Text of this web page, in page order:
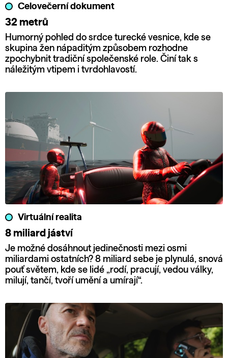
Celovečerní dokument
32 metrů
Humorný pohled do srdce turecké vesnice, kde se
skupina žen nápaditým způsobem rozhodne
zpochybnit tradiční společenské role. Činí tak s
náležitým vtipem i tvrdohlavostí.
Virtuální realita
8 miliard jáství
Je možné dosáhnout jedinečnosti mezi osmi
miliardami ostatních? 8 miliard sebe je plynulá, snová
pouť světem, kde se lidé „rodí, pracují, vedou války,
milují, tančí, tvoří umění a umírají“.